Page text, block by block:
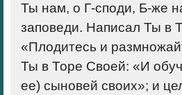
Ты нам, о Г-споди, Б-же
заповеди. Написал Ты в
«Плодитесь и
Ты в Торе Своей: «И
ее) сыновей своих»; и